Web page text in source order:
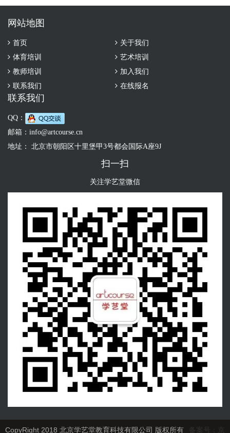
网站地图
首页
关于我们
体育培训
艺术培训
教师培训
加入我们
联系我们
在线报名
联系我们
QQ：
邮箱： info@artcourse.cn
地址： 北京市朝阳区十里堡甲3号都会国际A座9J
扫一扫
关注学艺堂微信
CopyRight 2018 北京学艺堂教育科技有限公司 版权所有 备案号：京